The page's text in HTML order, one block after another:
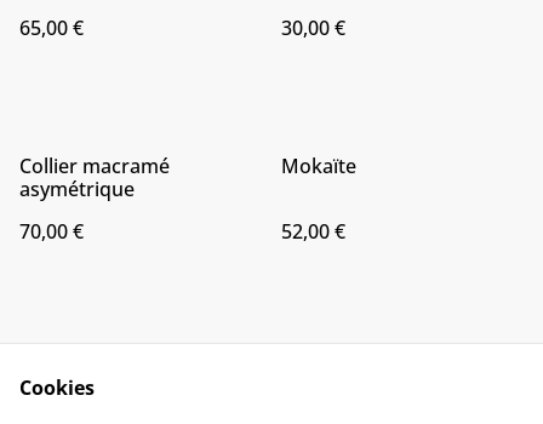
65,00 €
30,00 €
Collier macramé
asymétrique
70,00 €
Mokaïte
52,00 €
Cookies